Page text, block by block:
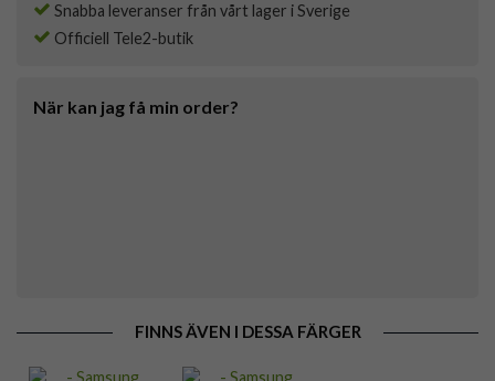
Snabba leveranser från vårt lager i Sverige
Officiell Tele2-butik
När kan jag få min order?
FINNS ÄVEN I DESSA FÄRGER